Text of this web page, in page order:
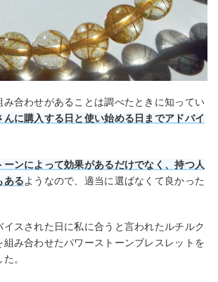
み合わせがあることは調べたときに知ってい
んに購入する日と使い始める日までアドバイ
ーンによって効果があるだけでなく、持つ人
あるようなので、適当に選ばなくて良かった
スされた日に私に合うと言われたルチルク
組み合わせたパワーストーンブレスレットを
。